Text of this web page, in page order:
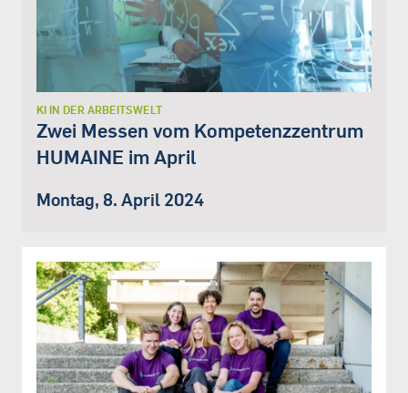
KI IN DER ARBEITSWELT
Zwei Messen vom Kompetenzzentrum
HUMAINE im April
Montag, 8. April 2024